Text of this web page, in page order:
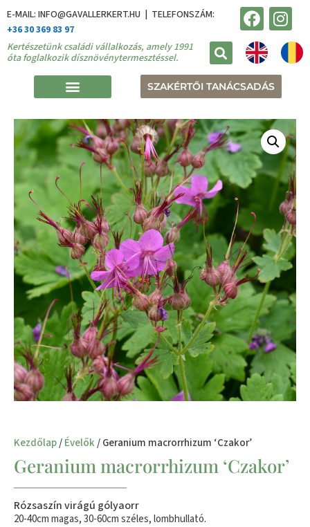
E-MAIL: INFO@GAVALLERKERT.HU | TELEFONSZÁM:
+36 30 369 83 97
Kertészetünk családi vállalkozás, amely 1991
óta foglalkozik dísznövénytermesztéssel.
SZAKÉRTŐI TANÁCSADÁS
Kezdőlap/Évelők/ Geranium macrorrhizum ‘Czakor’
Geranium macrorrhizum ‘Czakor’
Rózsaszín virágú gólyaorr
20-40cm magas, 30-60cm széles, lombhullató.